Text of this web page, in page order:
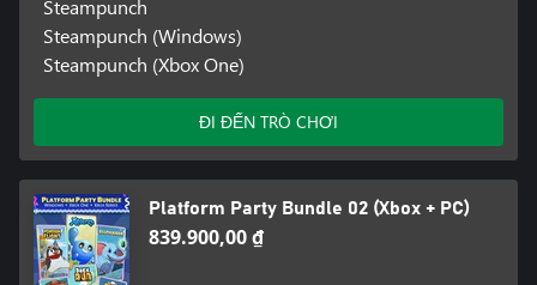
Steampunch
Steampunch (Windows)
Steampunch (Xbox One)
ĐI ĐẾN TRÒ CHƠI
Platform Party Bundle 02 (Xbox + PC)
839.900,00 ₫